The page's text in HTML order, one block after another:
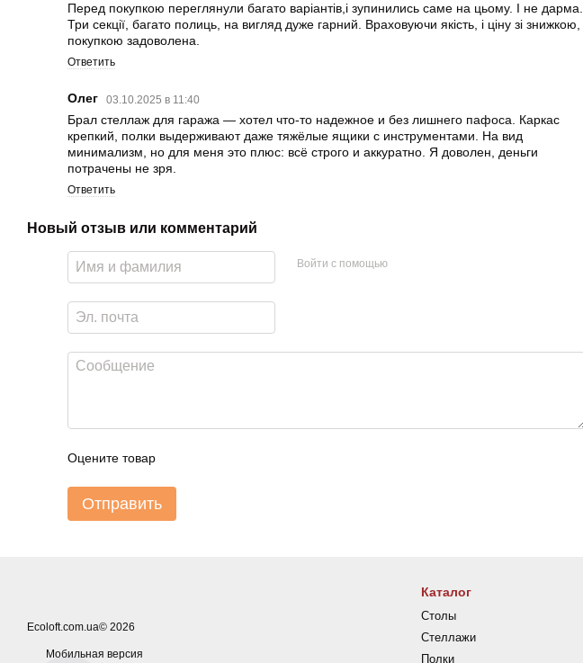
Перед покупкою переглянули багато варіантів,і зупинились саме на цьому. І не дарма.
Три секції, багато полиць, на вигляд дуже гарний. Враховуючи якість, і ціну зі знижкою,
покупкою задоволена.
Ответить
Олег 03.10.2025 в 11:40
Брал стеллаж для гаража — хотел что-то надежное и без лишнего пафоса. Каркас
крепкий, полки выдерживают даже тяжёлые ящики с инструментами. На вид
минимализм, но для меня это плюс: всё строго и аккуратно. Я доволен, деньги
потрачены не зря.
Ответить
Новый отзыв или комментарий
Войти с помощью
Оцените товар
Отправить
Ecoloft.com.ua© 2026
Мобильная версия
Каталог
Столы
Стеллажи
Полки